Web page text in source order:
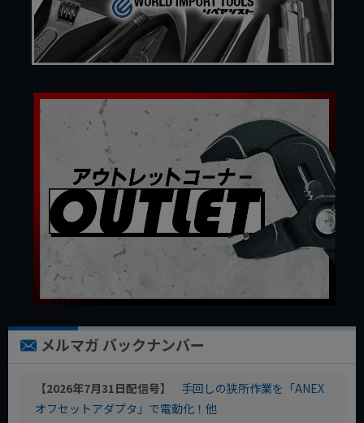
メルマガ バックナンバー
【2026年7月31日配信号】
手回しの狭所作業を「ANEX
オフセットアダプタ」で電動化！他